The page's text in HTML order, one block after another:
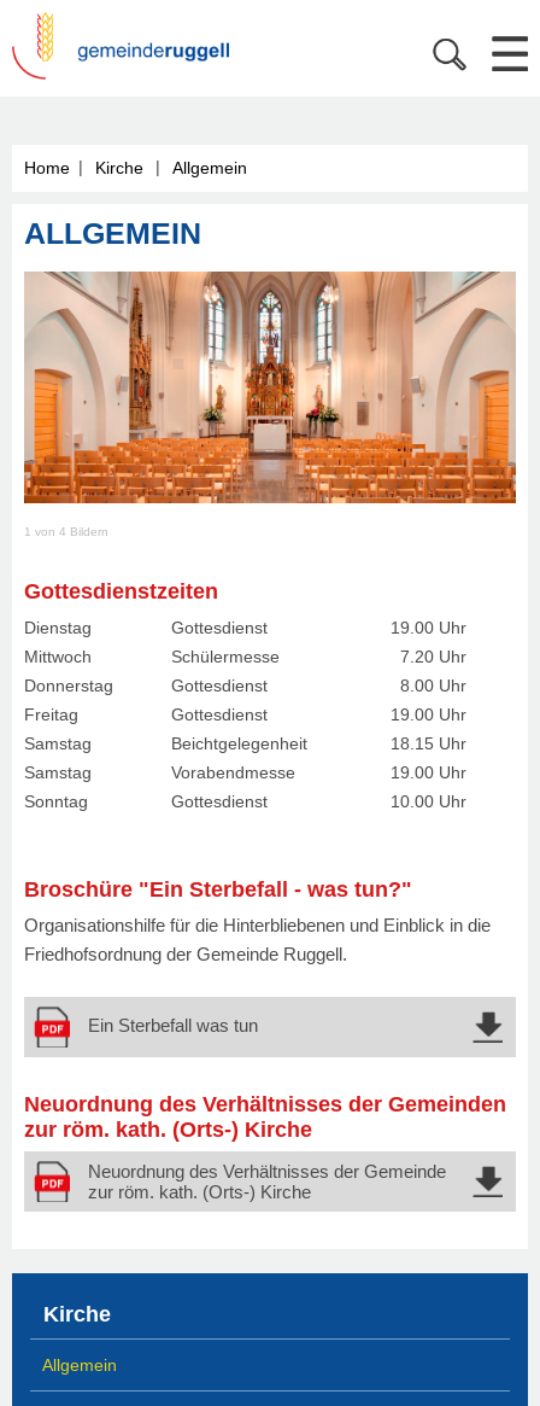
Home | Kirche | Allgemein
ALLGEMEIN
1 von 4 Bildern
Gottesdienstzeiten
Dienstag Gottesdienst
19.00 Uhr
Mittwoch
Schülermesse
7.20 Uhr
Donnerstag
Gottesdienst
8.00 Uhr
Freitag
Gottesdienst
19.00 Uhr
Samstag
Beichtgelegenheit
18.15 Uhr
Samstag
Vorabendmesse
19.00 Uhr
Sonntag
Gottesdienst 10.00 Uhr
Broschüre "Ein Sterbefall - was tun?"
Organisationshilfe für die Hinterbliebenen und Einblick in die
Friedhofsordnung der Gemeinde Ruggell.
Ein Sterbefall was tun
Neuordnung des Verhältnisses der Gemeinden
zur röm. kath. (Orts-) Kirche
Neuordnung des Verhältnisses der Gemeinde
zur röm. kath. (Orts-) Kirche
Kirche
Allgemein